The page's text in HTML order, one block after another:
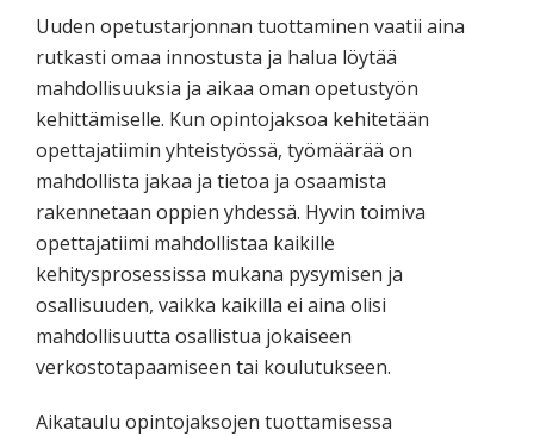
Uuden opetustarjonnan tuottaminen vaatii aina
rutkasti omaa innostusta ja halua löytää
mahdollisuuksia ja aikaa oman opetustyön
kehittämiselle. Kun opintojaksoa kehitetään
opettajatiimin yhteistyössä, työmäärää on
mahdollista jakaa ja tietoa ja osaamista
rakennetaan oppien yhdessä. Hyvin toimiva
opettajatiimi mahdollistaa kaikille
kehitysprosessissa mukana pysymisen ja
osallisuuden, vaikka kaikilla ei aina olisi
mahdollisuutta osallistua jokaiseen
verkostotapaamiseen tai koulutukseen.
Aikataulu opintojaksojen tuottamisessa